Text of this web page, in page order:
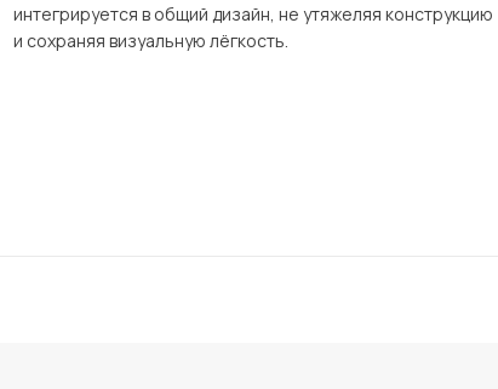
интегрируется в общий дизайн, не утяжеляя конструкцию
и сохраняя визуальную лёгкость.